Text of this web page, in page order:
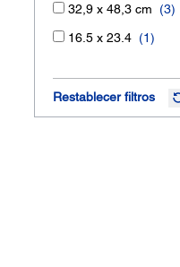
32,9 x 48,3 cm (3)
16.5 x 23.4 (1)
Restablecer filtros